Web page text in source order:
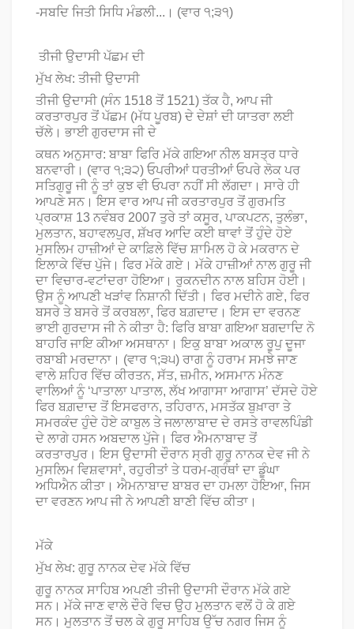
-ਸਬਦਿ ਜਿਤੀ ਸਿਧਿ ਮੰਡਲੀ...। (ਵਾਰ ੧;੩੧)
ਤੀਜੀ ਉਦਾਸੀ ਪੱਛਮ ਦੀ
ਮੁੱਖ ਲੇਖ: ਤੀਜੀ ਉਦਾਸੀ
ਤੀਜੀ ਉਦਾਸੀ (ਸੰਨ 1518 ਤੋਂ 1521) ਤੱਕ ਹੈ, ਆਪ ਜੀ
ਕਰਤਾਰਪੁਰ ਤੋਂ ਪੱਛਮ (ਮੱਧ ਪੂਰਬ) ਦੇ ਦੇਸ਼ਾਂ ਦੀ ਯਾਤਰਾ ਲਈ
ਚੱਲੇ। ਭਾਈ ਗੁਰਦਾਸ ਜੀ ਦੇ
ਕਥਨ ਅਨੁਸਾਰ: ਬਾਬਾ ਫਿਰਿ ਮੱਕੇ ਗਇਆ ਨੀਲ ਬਸਤ੍ਰ ਧਾਰੇ
ਬਨਵਾਰੀ। (ਵਾਰ ੧;੩੨) ਓਪਰੀਆਂ ਧਰਤੀਆਂ ਓਪਰੇ ਲੋਕ ਪਰ
ਸਤਿਗੁਰੂ ਜੀ ਨੂੰ ਤਾਂ ਕੁਝ ਵੀ ਓਪਰਾ ਨਹੀਂ ਸੀ ਲੱਗਦਾ। ਸਾਰੇ ਹੀ
ਆਪਣੇ ਸਨ। ਇਸ ਵਾਰ ਆਪ ਜੀ ਕਰਤਾਰਪੁਰ ਤੋਂ ਗੁਰਮਤਿ
ਪ੍ਰਕਾਸ਼ 13 ਨਵੰਬਰ 2007 ਤੁਰੇ ਤਾਂ ਕਸੂਰ, ਪਾਕਪਟਨ, ਤੁਲੰਭਾ,
ਮੁਲਤਾਨ, ਬਹਾਵਲਪੁਰ, ਸ਼ੱਖਰ ਆਦਿ ਕਈ ਥਾਵਾਂ ਤੋਂ ਹੁੰਦੇ ਹੋਏ
ਮੁਸਲਿਮ ਹਾਜ਼ੀਆਂ ਦੇ ਕਾਫ਼ਿਲੇ ਵਿੱਚ ਸ਼ਾਮਿਲ ਹੋ ਕੇ ਮਕਰਾਨ ਦੇ
ਇਲਾਕੇ ਵਿੱਚ ਪੁੱਜੇ। ਫਿਰ ਮੱਕੇ ਗਏ। ਮੱਕੇ ਹਾਜ਼ੀਆਂ ਨਾਲ ਗੁਰੂ ਜੀ
ਦਾ ਵਿਚਾਰ-ਵਟਾਂਦਰਾ ਹੋਇਆ। ਰੁਕਨਦੀਨ ਨਾਲ ਬਹਿਸ ਹੋਈ।
ਉਸ ਨੂੰ ਆਪਣੀ ਖੜਾਂਵ ਨਿਸ਼ਾਨੀ ਦਿੱਤੀ। ਫਿਰ ਮਦੀਨੇ ਗਏ, ਫਿਰ
ਬਸਰੇ ਤੇ ਬਸਰੇ ਤੋਂ ਕਰਬਲਾ, ਫਿਰ ਬਗ਼ਦਾਦ। ਇਸ ਦਾ ਵਰਨਣ
ਭਾਈ ਗੁਰਦਾਸ ਜੀ ਨੇ ਕੀਤਾ ਹੈ: ਫਿਰਿ ਬਾਬਾ ਗਇਆ ਬਗਦਾਦਿ ਨੋ
ਬਾਹਰਿ ਜਾਇ ਕੀਆ ਅਸਥਾਨਾ। ਇਕੁ ਬਾਬਾ ਅਕਾਲ ਰੂਪੁ ਦੂਜਾ
ਰਬਾਬੀ ਮਰਦਾਨਾ। (ਵਾਰ ੧;੩੫) ਰਾਗ ਨੂੰ ਹਰਾਮ ਸਮਝੇ ਜਾਣ
ਵਾਲੇ ਸ਼ਹਿਰ ਵਿੱਚ ਕੀਰਤਨ, ਸੱਤ, ਜ਼ਮੀਨ, ਅਸਮਾਨ ਮੰਨਣ
ਵਾਲਿਆਂ ਨੂੰ ‘ਪਾਤਾਲਾ ਪਾਤਾਲ, ਲੱਖ ਆਗਾਸਾ ਆਗਾਸ’ ਦੱਸਦੇ ਹੋਏ
ਫਿਰ ਬਗ਼ਦਾਦ ਤੋਂ ਇਸਫਰਾਨ, ਤਹਿਰਾਨ, ਮਸਤੱਕ ਬੁਖ਼ਾਰਾ ਤੇ
ਸਮਰਕੰਦ ਹੁੰਦੇ ਹੋਏ ਕਾਬੁਲ ਤੇ ਜਲਾਲਾਬਾਦ ਦੇ ਰਸਤੇ ਰਾਵਲਪਿੰਡੀ
ਦੇ ਲਾਗੇ ਹਸਨ ਅਬਦਾਲ ਪੁੱਜੇ। ਫਿਰ ਐਮਨਾਬਾਦ ਤੋਂ
ਕਰਤਾਰਪੁਰ। ਇਸ ਉਦਾਸੀ ਦੌਰਾਨ ਸ੍ਰੀ ਗੁਰੂ ਨਾਨਕ ਦੇਵ ਜੀ ਨੇ
ਮੁਸਲਿਮ ਵਿਸ਼ਵਾਸਾਂ, ਰਹੁਰੀਤਾਂ ਤੇ ਧਰਮ-ਗ੍ਰੰਥਾਂ ਦਾ ਡੂੰਘਾ
ਅਧਿਐਨ ਕੀਤਾ। ਐਮਨਾਬਾਦ ਬਾਬਰ ਦਾ ਹਮਲਾ ਹੋਇਆ, ਜਿਸ
ਦਾ ਵਰਣਨ ਆਪ ਜੀ ਨੇ ਆਪਣੀ ਬਾਣੀ ਵਿੱਚ ਕੀਤਾ।
ਮੱਕੇ
ਮੁੱਖ ਲੇਖ: ਗੁਰੂ ਨਾਨਕ ਦੇਵ ਮੱਕੇ ਵਿੱਚ
ਗੁਰੂ ਨਾਨਕ ਸਾਹਿਬ ਅਪਣੀ ਤੀਜੀ ਉਦਾਸੀ ਦੌਰਾਨ ਮੱਕੇ ਗਏ
ਸਨ। ਮੱਕੇ ਜਾਣ ਵਾਲੇ ਦੌਰੇ ਵਿਚ ਉਹ ਮੁਲਤਾਨ ਵਲੋਂ ਹੋ ਕੇ ਗਏ
ਸਨ। ਮੁਲਤਾਨ ਤੋਂ ਚਲ ਕੇ ਗੁਰੂ ਸਾਹਿਬ ਉੱਚ ਨਗਰ ਜਿਸ ਨੂੰ